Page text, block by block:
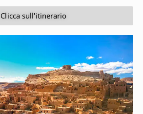
Clicca sull'itinerario